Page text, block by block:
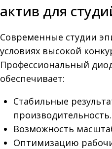
актив для
Современные студии
условиях высокой
Профессиональный
обеспечивает:
Стабильные
производительность.
Возможность
Оптимизацию